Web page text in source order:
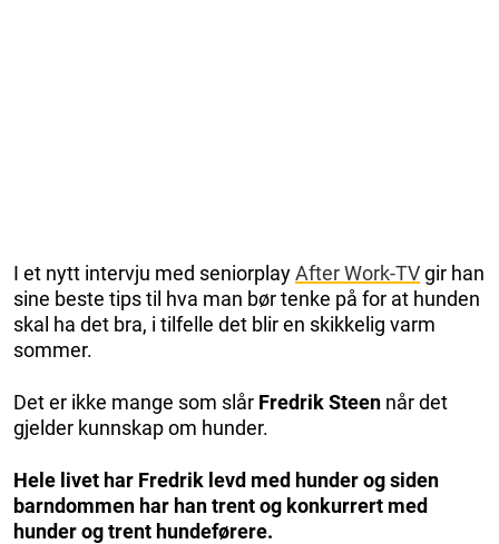
I et nytt intervju med seniorplayAfter Work-TVgir han
sine beste tips til hva man bør tenke på for at hunden
skal ha det bra, i tilfelle det blir en skikkelig varm
sommer.
Det er ikke mange som slår Fredrik Steen når det
gjelder kunnskap om hunder.
Hele livet har Fredrik levd med hunder og siden
barndommen har han trent og konkurrert med
hunder og trent hundeførere.